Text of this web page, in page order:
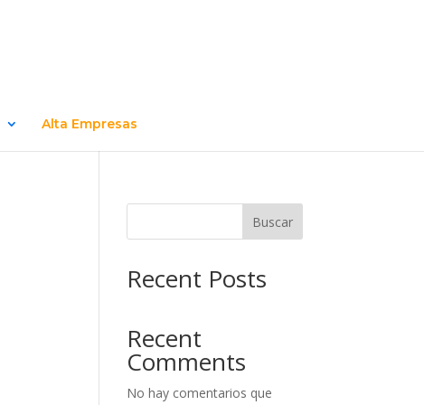
Alta Empresas
Buscar
Recent Posts
Recent
Comments
No hay comentarios que